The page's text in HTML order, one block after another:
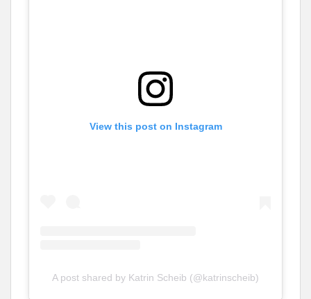
View this post on Instagram
A post shared by Katrin Scheib (@katrinscheib)